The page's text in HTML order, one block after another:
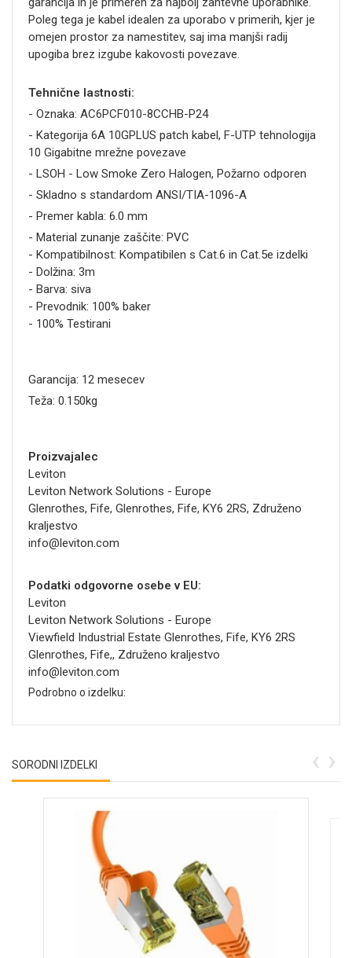
Poleg tega je kabel idealen za uporabo v primerih, kjer je
omejen prostor za namestitev, saj ima manjši radij
upogiba brez izgube kakovosti povezave.
Tehnične lastnosti:
- Oznaka: AC6PCF010-8CCHB-P24
- Kategorija 6A 10GPLUS patch kabel, F-UTP tehnologija
10 Gigabitne mrežne povezave
- LSOH - Low Smoke Zero Halogen, Požarno odporen
- Skladno s standardom ANSI/TIA-1096-A
- Premer kabla: 6.0 mm
- Material zunanje zaščite: PVC
- Kompatibilnost: Kompatibilen s Cat.6 in Cat.5e izdelki
- Dolžina: 3m
- Barva: siva
- Prevodnik: 100% baker
- 100% Testirani
Garancija: 12 mesecev
Teža: 0.150kg
Proizvajalec
Leviton
Leviton Network Solutions - Europe
Glenrothes, Fife, Glenrothes, Fife, KY6 2RS, Združeno
kraljestvo
info@leviton.com
Podatki odgovorne osebe v EU:
Leviton
Leviton Network Solutions - Europe
Viewfield Industrial Estate Glenrothes, Fife, KY6 2RS
Glenrothes, Fife,, Združeno kraljestvo
info@leviton.com
Podrobno o izdelku:
SORODNI IZDELKI ‹ ›